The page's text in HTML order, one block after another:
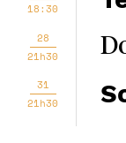
18:30
28
21h30
31
21h30